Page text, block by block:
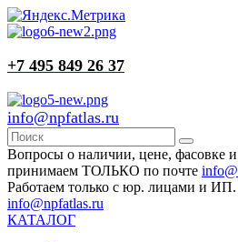
+7 495 849 26 37
info@npfatlas.ru
Вопросы о наличии, цене, фасовке и
принимаем ТОЛЬКО по почте
Работаем только с юр. лицами и ИП.
info@npfatlas.ru
КАТАЛОГ